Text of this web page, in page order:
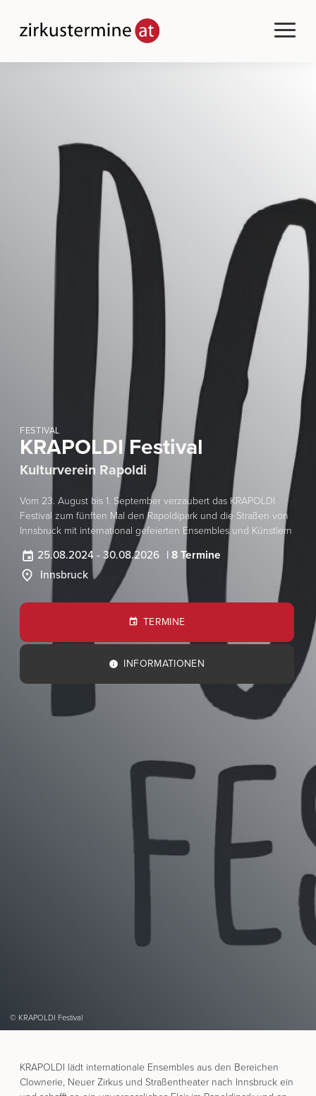
© KRAPOLDI Festival
FESTIVAL
KRAPOLDI Festival
Kulturverein Rapoldi
Vom 23. August bis 1. September verzaubert das KRAPOLDI
Festival zum fünften Mal den Rapoldipark und die Straßen von
Innsbruck mit international gefeierten Ensembles und Künstlern
25.08.2024 -30.08.2026 | 8 Termine
Innsbruck
TERMINE
INFORMATIONEN
KRAPOLDI lädt internationale Ensembles aus den Bereichen
Clownerie, Neuer Zirkus und Straßentheater nach Innsbruck ein